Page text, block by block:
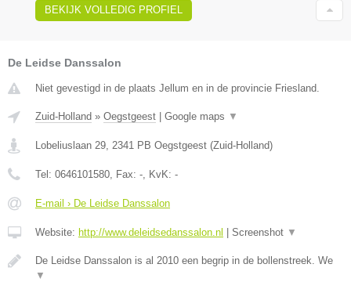
BEKIJK VOLLEDIG PROFIEL
De Leidse Danssalon
Niet gevestigd in de plaats Jellum en in de provincie Friesland.
Zuid-Holland » Oegstgeest | Google maps ▼
Lobeliuslaan 29 2341 PB Oegstgeest (Zuid-Holland)
Tel: 0646101580 , Fax: - , KvK: -
E-mail › De Leidse Danssalon
Website: http://www.deleidsedanssalon.nl | Screenshot ▼
De Leidse Danssalon is al 2010 een begrip in de bollenstreek. We
▼